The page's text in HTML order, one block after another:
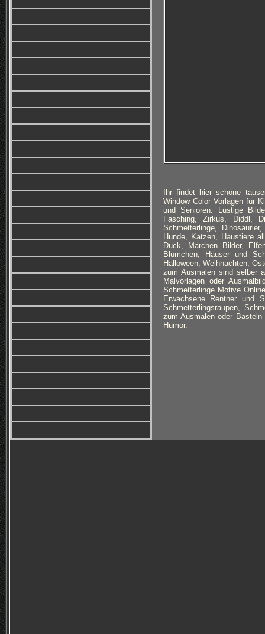
Ihr findet hier schöne
Window Color Vorlagen für
und Senioren. Lustige
Fasching, Zirkus, Diddl,
Schmetterlinge,
Hunde, Katzen, Haustiere
Duck, Märchen Bilder,
Blümchen, Häuser und
Halloween, Weihnachten,
zum Ausmalen sind selber
Malvorlagen oder
Schmetterlinge Motive
Erwachsene Rentner und
Schmetterlingsraupen,
zum Ausmalen oder
Humor.